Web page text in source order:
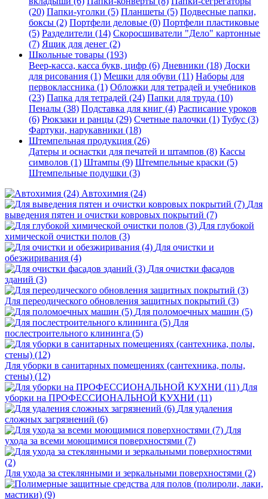
(20) Папки-уголки (5) Планшеты (5) Подвесные папки,
боксы (2) Портфели деловые (0) Портфели пластиковые
(5) Разделители (14) Скоросшиватели "Дело" картонные
(7) Ящик для денег (2)
Школьные товары (193)
Веер-касса, касса букв, цифр (6) Дневники (18) Доски
для рисования (1) Мешки для обуви (11) Наборы для
первоклассника (1) Обложки для тетрадей и учебников
(23) Папка для тетрадей (24) Папки для труда (10)
Пеналы (38) Подставка для книг (4) Расписание уроков
(6) Рюкзаки и ранцы (29) Счетные палочки (1) Тубус (3)
Фартуки, нарукавники (18)
Штемпельная продукция (26)
Датеры и оснастки для печатей и штампов (8) Кассы
символов (1) Штампы (9) Штемпельные краски (5)
Штемпельные подушки (3)
Автохимия (24)
Для
выведения пятен и очистки ковровых покрытий (7)
Для глубокой
химической очистки полов (3)
Для очистки и
обезжиривания (4)
Для очистки фасадов
зданий (3)
Для переодического обновления защитных покрытий (3)
Для поломоечных машин (5)
Для
послестроительного клининга (5)
Для уборки в санитарных помещениях (сантехника, полы,
стены) (12)
Для
уборки на ПРОФЕССИОНАЛЬНОЙ КУХНИ (11)
Для удаления
сложных загрязнений (6)
Для
ухода за всеми моющимися поверхностями (7)
Для ухода за стеклянными и зеркальными поверхностями (2)